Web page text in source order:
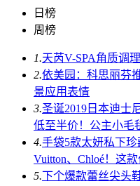
日榜
周榜
1.天芮V-SPA角质调
2.依美园：科思丽芬
景应用表情
3.圣诞2019日本迪士
低至半价！公主小毛
4.手袋5款太妍私下
Vuitton、Chloé！这款
5.下个爆款蕾丝尖头